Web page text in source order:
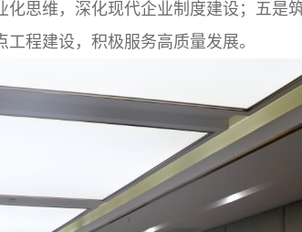
思维，深化现代企业制度建设；五是
程建设，积极服务高质量发展。